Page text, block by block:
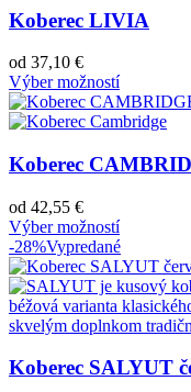
Koberec LIVIA
od 37,10 €
Výber možností
Koberec
od 42,55 €
Výber možností
-28%Vypredané
Koberec SALYUT